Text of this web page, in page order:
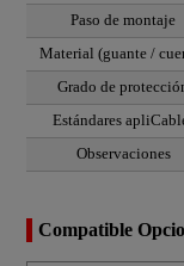
Paso de montaje
Material (guante /
Grado de
Estándares
Observaciones
Compatible